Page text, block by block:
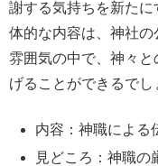
謝する気持ちを新た
体的な内容は、神社
雰囲気の中で、神々
げることができるでし
内容：神職による
見どころ：神職の